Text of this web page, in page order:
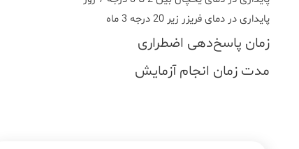
پایداری در دمای فریزر زیر 20 درجه 3 ماه
زمان پاسخ‌دهی اضطراری
مدت زمان انجام آزمایش